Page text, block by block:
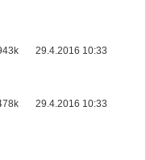
29.4.2016 10:33
29.4.2016 10:33